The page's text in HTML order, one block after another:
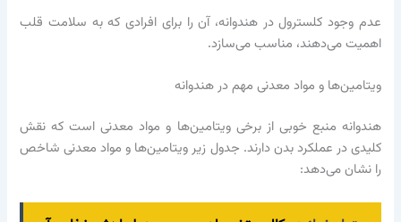
عدم وجود کلسترول در هندوانه، آن را برای افرادی که به سلامت قلب
اهمیت می‌دهند، مناسب می‌سازد.
ویتامین‌ها و مواد معدنی مهم در هندوانه
هندوانه منبع خوبی از برخی ویتامین‌ها و مواد معدنی است که نقش
کلیدی در عملکرد بدن دارند. جدول زیر ویتامین‌ها و مواد معدنی شاخص
را نشان می‌دهد: